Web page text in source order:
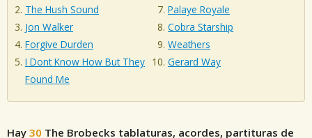
The Hush Sound
Jon Walker
Forgive Durden
I Dont Know How But They
Found Me
Palaye Royale
Cobra Starship
Weathers
Gerard Way
Hay 30 The Brobecks tablaturas, acordes, partituras de